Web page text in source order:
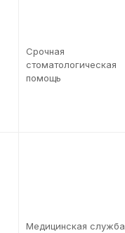
Срочная
стоматологическая
помощь
Медицинская